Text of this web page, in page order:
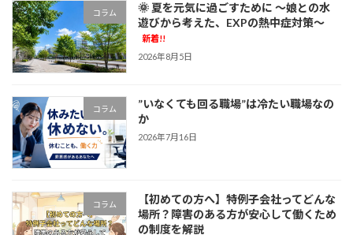
コラム
🌞 夏を元気に過ごすために ～娘との水
遊びから考えた、EXPの熱中症対策～
新着!!
2026年8月5日
コラム
”いなくても回る職場”は冷たい職場なの
か
2026年7月16日
コラム
【初めての方へ】特例子会社ってどんな
場所？障害のある方が安心して働くため
の制度を解説